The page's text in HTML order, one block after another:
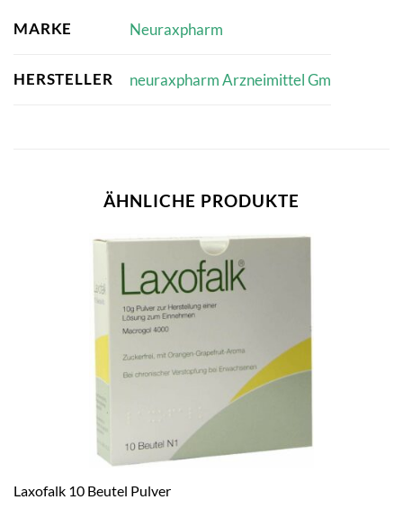
MARKE Neuraxpharm
HERSTELLER neuraxpharm Arzneimittel Gm
ÄHNLICHE PRODUKTE
Laxofalk 10 Beutel Pulver